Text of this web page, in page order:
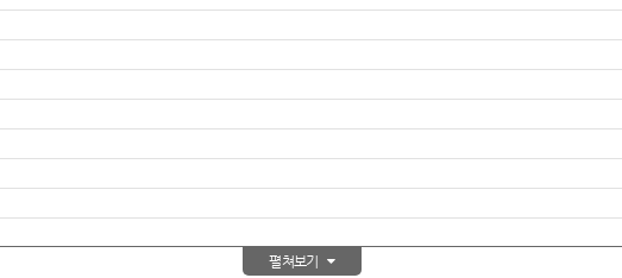
24 손톱깍이
25 AP-100071
AP-100150
펼쳐보기